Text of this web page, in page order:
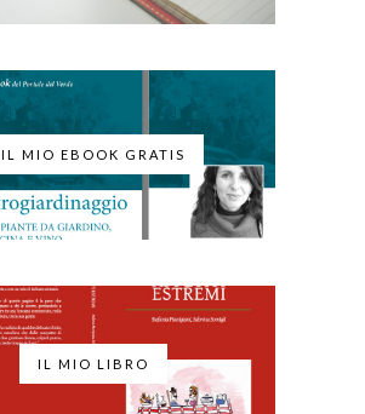
IL MIO EBOOK GRATIS
IL MIO LIBRO